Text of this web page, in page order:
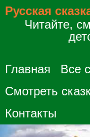
Русская
Читайте,
Главная Все
Смотреть
Контакты